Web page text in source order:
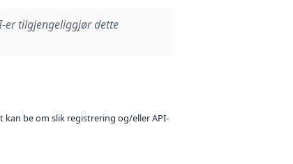
er tilgjengeliggjør dette
kan be om slik registrering og/eller API-